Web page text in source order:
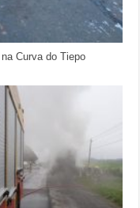
Curva do Tiepo